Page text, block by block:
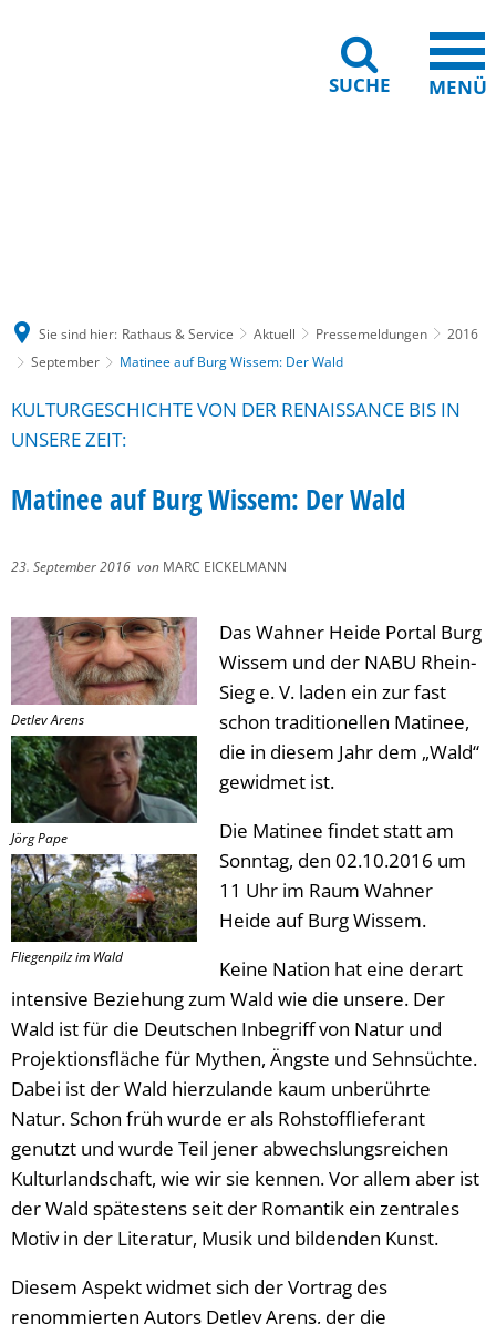
SUCHE MENÜ
Sie sind hier: Rathaus & Service Aktuell Pressemeldungen
2016
September
Matinee auf Burg Wissem: Der Wald
KULTURGESCHICHTE VON DER RENAISSANCE BIS IN
UNSERE ZEIT:
Matinee auf Burg Wissem: Der Wald
23. September 2016 von MARC EICKELMANN
Detlev Arens
Jörg Pape
Fliegenpilz im Wald
Das Wahner Heide Portal Burg
Wissem und der NABU Rhein-
Sieg e. V. laden ein zur fast
schon traditionellen Matinee,
die in diesem Jahr dem „Wald“
gewidmet ist.
Die Matinee findet statt am
Sonntag, den 02.10.2016 um
11 Uhr im Raum Wahner
Heide auf Burg Wissem.
Keine Nation hat eine derart
intensive Beziehung zum Wald wie die unsere. Der
Wald ist für die Deutschen Inbegriff von Natur und
Projektionsfläche für Mythen, Ängste und Sehnsüchte.
Dabei ist der Wald hierzulande kaum unberührte
Natur. Schon früh wurde er als Rohstofflieferant
genutzt und wurde Teil jener abwechslungsreichen
Kulturlandschaft, wie wir sie kennen. Vor allem aber ist
der Wald spätestens seit der Romantik ein zentrales
Motiv in der Literatur, Musik und bildenden Kunst.
Diesem Aspekt widmet sich der Vortrag des
renommierten Autors Detlev Arens, der die